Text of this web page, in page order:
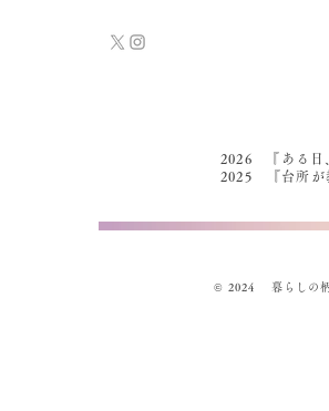
2026 『ある日
2025 『台所が
© 2024 暮らしの